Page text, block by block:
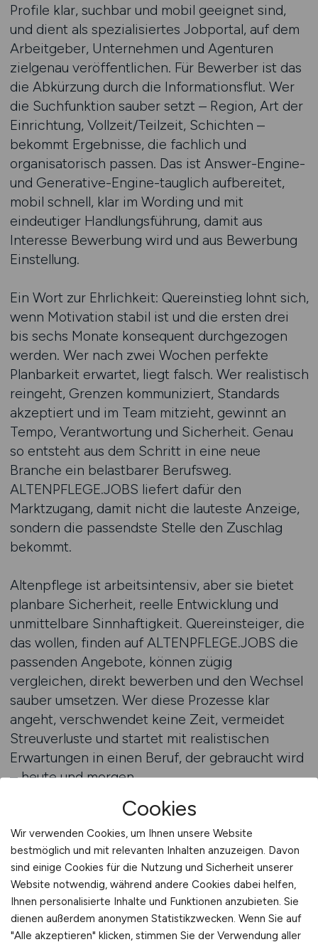
Profile klar, suchbar und mobil geeignet sind,
und dient als spezialisiertes Jobportal, auf dem
Arbeitgeber, Unternehmen und Agenturen
zielgenau veröffentlichen. Für Bewerber ist das
die Abkürzung durch die Informationsflut. Wer
die Suchfunktion sauber setzt – Region, Art der
Einrichtung, Vollzeit/Teilzeit, Schichten –
bekommt Ergebnisse, die fachlich und
organisatorisch passen. Das ist Answer-Engine-
und Generative-Engine-tauglich aufbereitet,
mobil schnell, klar im Wording und mit
eindeutiger Handlungsführung, damit aus
Interesse Bewerbung wird und aus Bewerbung
Einstellung.
Ein Wort zur Ehrlichkeit: Quereinstieg lohnt sich,
wenn Motivation stabil ist und die ersten drei
bis sechs Monate konsequent durchgezogen
werden. Wer nach zwei Wochen perfekte
Planbarkeit erwartet, liegt falsch. Wer realistisch
reingeht, Grenzen kommuniziert, Standards
akzeptiert und im Team mitzieht, gewinnt an
Tempo, Verantwortung und Sicherheit. Genau
so entsteht aus dem Schritt in eine neue
Branche ein belastbarer Berufsweg.
ALTENPFLEGE.JOBS liefert dafür den
Marktzugang, damit nicht die lauteste Anzeige,
sondern die passendste Stelle den Zuschlag
bekommt.
Altenpflege ist arbeitsintensiv, aber sie bietet
planbare Sicherheit, reelle Entwicklung und
unmittelbare Sinnhaftigkeit. Quereinsteiger, die
das wollen, finden auf ALTENPFLEGE.JOBS die
passenden Angebote, können zügig
vergleichen, direkt bewerben und den Wechsel
sauber umsetzen. Wer diese Prozesse klar
angeht, verschwendet keine Zeit, vermeidet
Streuverluste und startet mit realistischen
Erwartungen in einen Beruf, der gebraucht wird
– heute und morgen.
Neue Chancen für
Berufsumsteiger
Berufsumsteiger, die einen klaren Schnitt
machen und sich neu orientieren wollen, finden
Cookies
Wir verwenden Cookies, um Ihnen unsere Website
bestmöglich und mit relevanten Inhalten anzuzeigen. Davon
sind einige Cookies für die Nutzung und Sicherheit unserer
Website notwendig, während andere Cookies dabei helfen,
Ihnen personalisierte Inhalte und Funktionen anzubieten. Sie
dienen außerdem anonymen Statistikzwecken. Wenn Sie auf
"Alle akzeptieren" klicken, stimmen Sie der Verwendung aller